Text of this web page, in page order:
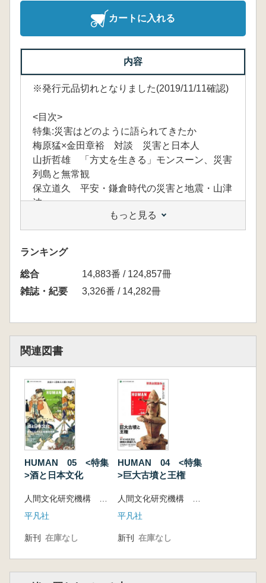
カートに入れる
内容
※発行元品切れとなりました(2019/11/11確認)
<目次>
特集:災害はどのように語られてきたか
梅原猛×金田章裕 対談 災害と日本人
山折哲雄 「方丈を生きる」モンスーン、災害
列島と無常観
保立道久 平安・鎌倉時代の災害と地震・山津
波
北原糸子 江戸の災害、東京の地震
小松和彦 鯰絵をめぐる断想
入口敦志 ルポルタージュとしての仮名草子
時事性と出版
木部暢子 人間文化研究機構の復興支援 地域
の文化が支える地域の暮らし「大規模災害と人
林勲男 民俗芸能の再生 鹿踊りへの支援から
徳田雄洋 東日本大震災、メディアは何を語っ
<展示・コレクション紹介>
国立歴史民俗博物館+くらしの植物苑「伝統の
古典菊」
くらしの植物苑特別企画「伝統の古典菊」
澤田和人 国立歴史民俗博物館総合展示第3展
示室特集展示「伝統の古典菊」
小笠原左衛門尉亮軒 菊栽培史と伝統菊
もっと見る
ランキング
総合
14,883番 / 124,857冊
雑誌・紀要
3,326番 / 14,282冊
関連図書
HUMAN 05 <特集
>酒と日本文化
人間文化研究機構 監修
平凡社
新刊 在庫なし
HUMAN 04 <特集
>巨大古墳と王権
人間文化研究機構 監修
平凡社
新刊 在庫なし